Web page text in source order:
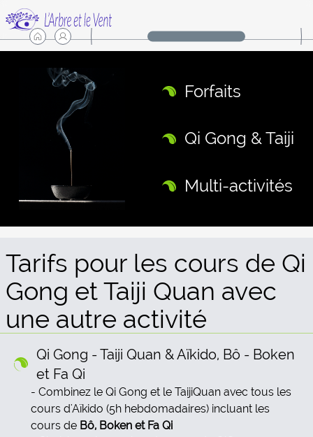
Forfaits
Qi Gong & Taiji
Multi-activités
Tarifs pour les cours de Qi
Gong et Taiji Quan avec
une autre activité
Qi Gong - Taiji Quan & Aïkido, Bô - Boken
et Fa Qi
Combinez le Qi Gong et le TaijiQuan avec tous les
cours d'Aïkido (5h hebdomadaires) incluant les
cours de Bô, Boken et Fa Qi